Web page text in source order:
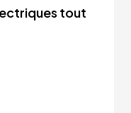
tout